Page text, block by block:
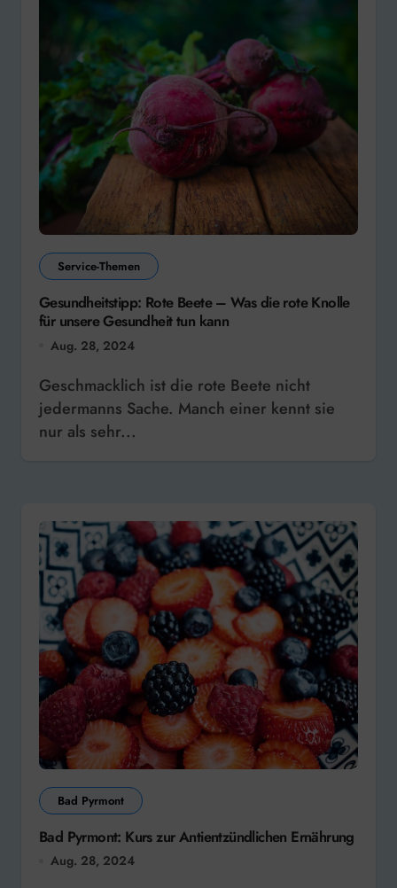
Service-Themen
Gesundheitstipp: Rote Beete – Was die rote Knolle
für unsere Gesundheit tun kann
Aug. 28, 2024
Geschmacklich ist die rote Beete nicht
jedermanns Sache. Manch einer kennt sie
nur als sehr...
Bad Pyrmont
Bad Pyrmont: Kurs zur Antientzündlichen Ernährung
Aug. 28, 2024